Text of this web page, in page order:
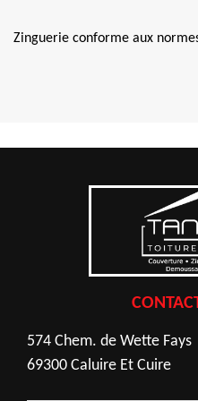
Zinguerie conforme aux
574 Chem. de Wette Fays
69300 Caluire Et Cuire